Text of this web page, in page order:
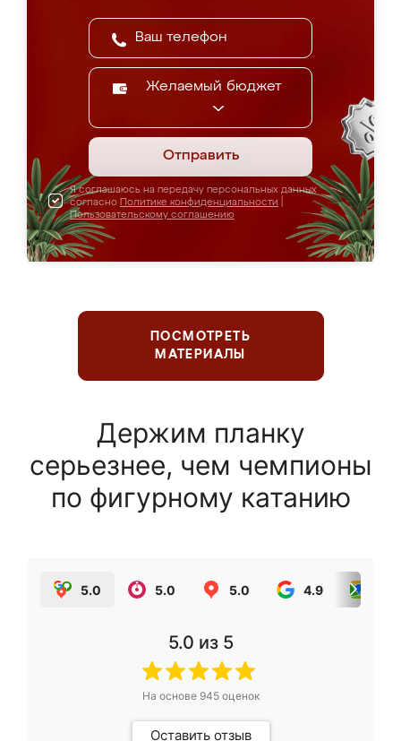
Желаемый бюджет
Отправить
Я соглашаюсь на передачу персональных данных
согласно Политике конфиденциальности
Пользовательскому соглашению
ПОСМОТРЕТЬ
МАТЕРИАЛЫ
Держим планку
серьезнее, чем чемпионы
по фигурному катанию
5.0 5.0 5.0 4.9
5.0 из 5
На основе 945оценок
Оставить отзыв